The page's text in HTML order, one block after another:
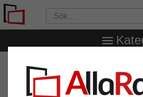
AllaRamar.se
Porträttram Nr. 811